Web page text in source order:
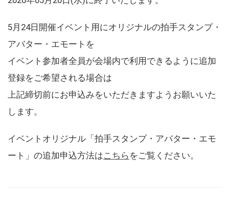
5月24日開催イベント用にオリジナルの拍手スタンプ・
アバター・エモートを
イベント参加者全員が会場内で利用できるように追加
登録をご希望される場合は
上記締切前にお申込みをいただきますようお願いいた
します。
イベントオリジナル「拍手スタンプ・アバター・エモ
ート」の追加申込方法はこちら をご覧ください。